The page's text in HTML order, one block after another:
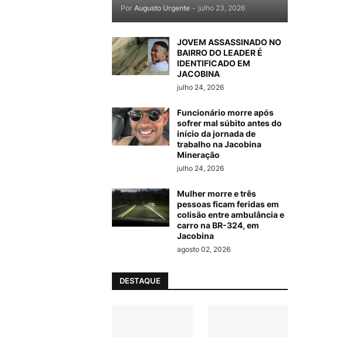
Por Augusto Urgente - julho 23, 2026
JOVEM ASSASSINADO NO
BAIRRO DO LEADER É
IDENTIFICADO EM
JACOBINA
julho 24, 2026
Funcionário morre após
sofrer mal súbito antes do
início da jornada de
trabalho na Jacobina
Mineração
julho 24, 2026
Mulher morre e três
pessoas ficam feridas em
colisão entre ambulância e
carro na BR-324, em
Jacobina
agosto 02, 2026
DESTAQUE